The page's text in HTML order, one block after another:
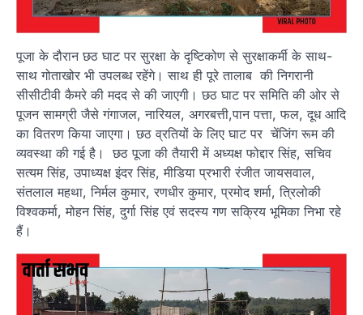
पूजा के दौरान छठ घाट पर सुरक्षा के दृष्टिकोण से सुरक्षाकर्मी के साथ-
साथ गोताखोर भी उपलब्ध रहेंगे। साथ ही पूरे तालाब की निगरानी
सीसीटीवी कैमरे की मदद से की जाएगी। छठ घाट पर समिति की ओर से
पूजन सामग्री जैसे गंगाजल, नारियल, अगरबत्ती,पान पत्ता, फल, दूध आदि
का वितरण किया जाएगा। छठ व्रतियों के लिए घाट पर चेंजिंग रूम की
व्यवस्था की गई है। छठ पूजा की तैयारी में अध्यक्ष फोद्दार सिंह, सचिव
सत्यम सिंह, उपाध्यक्ष इंदर सिंह, मीडिया प्रभारी रंजीत जायसवाल,
संतलाल महथा, निर्मल कुमार, रणधीर कुमार, प्रमोद शर्मा, त्रिलोकी
विश्वकर्मा, मोहन सिंह, दुर्गा सिंह एवं सदस्य गण सक्रिय भूमिका निभा रहे
हैं।